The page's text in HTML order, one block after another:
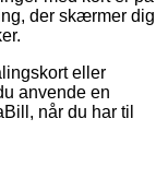
der skærmer dig
eller
anvende en
når du har til